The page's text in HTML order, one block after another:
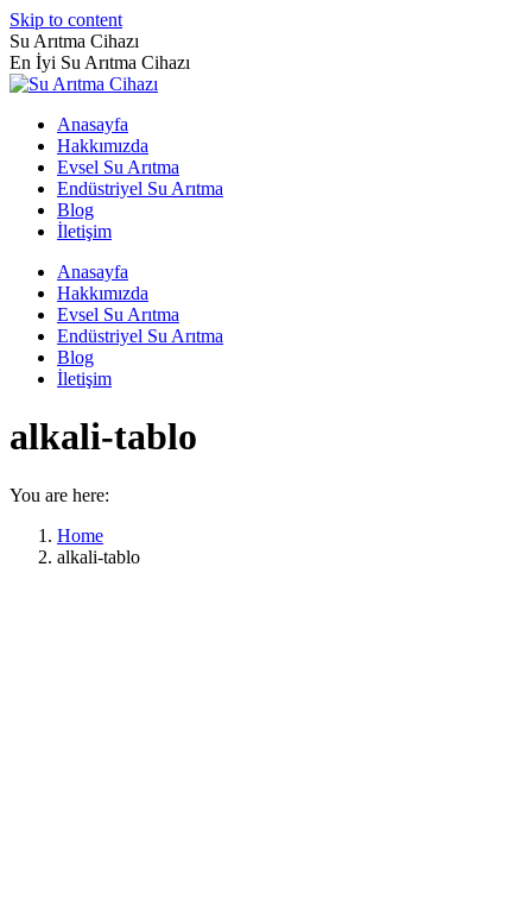
Skip to content
Su Arıtma Cihazı
En İyi Su Arıtma Cihazı
Anasayfa
Hakkımızda
Evsel Su Arıtma
Endüstriyel Su Arıtma
Blog
İletişim
Anasayfa
Hakkımızda
Evsel Su Arıtma
Endüstriyel Su Arıtma
Blog
İletişim
alkali-tablo
You are here:
Home
alkali-tablo